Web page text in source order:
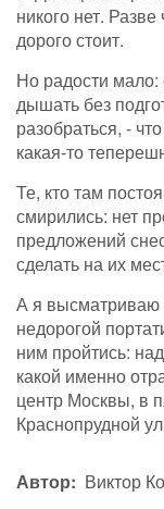
никого нет.
дорого стоит.
Но радости мало:
дышать без
разобраться, -
какая-то
Те, кто там
смирились: нет
предложений
сделать на их
А я высматриваю
недорогой
ним пройтись:
какой именно
центр Москвы, в
Краснопрудной
Автор
Виктор